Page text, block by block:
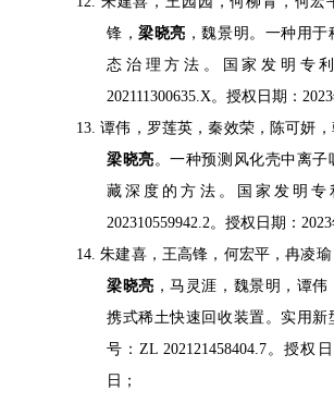
锋，梁晓亮 ，魏景明。一种用
态治理方法。国家发明专
202111300635.X。授权日期：
13. 谭伟，罗莲英，秦效荣，陈可妍，
梁晓亮。一种预测风化壳中离子
藏深度的方法。国家发明
202310559942.2。授权日期：2023
14. 朱建喜，王高锋，何宏平，冉凌瑜
梁晓亮 ，马灵涯，魏景明，谭
携式稀土快速回收装置。实用新
号：ZL 202121458404.7。授权
日；